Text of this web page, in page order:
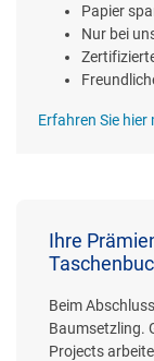
Papier
Nur bei
Erfahren Sie hier
Ihre
Beim
Baumsetzling.
Projects